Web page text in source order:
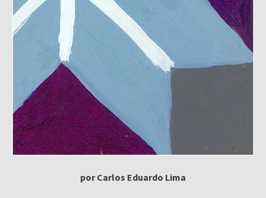
por Carlos Eduardo Lima